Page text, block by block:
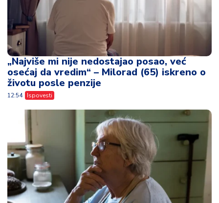
„Najviše mi nije nedostajao posao, već
osećaj da vredim“ – Milorad (65) iskreno o
životu posle penzije
12:54 Ispovesti